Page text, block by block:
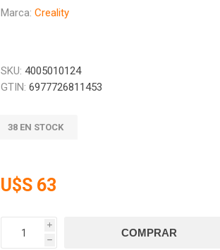
Marca: Creality
SKU: 4005010124
GTIN: 6977726811453
38 EN STOCK
U$S 63
i
h